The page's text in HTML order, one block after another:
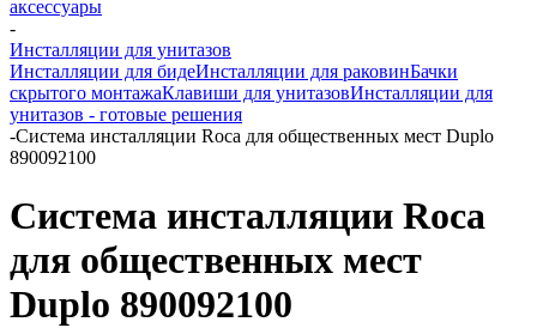
аксессуары
-
Инсталляции для унитазов
Инсталляции для бидеИнсталляции для раковинБачки
скрытого монтажаКлавиши для унитазовИнсталляции для
унитазов - готовые решения
-Система инсталляции Roca для общественных мест Duplo
890092100
Система инсталляции Roca
для общественных мест
Duplo 890092100